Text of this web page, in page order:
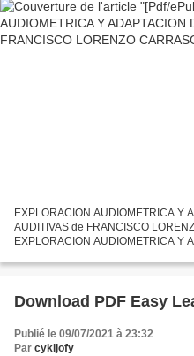
EXPLORACION AUDIOMETRICA Y
AUDITIVAS de FRANCISCO
EXPLORACION AUDIOMETRICA Y
Idioma: CASTELLANO Formatos:
Download PDF Easy
Publié le 09/07/2021 à 23:32
Par cykijofy